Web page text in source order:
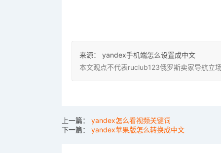
来源：
yandex手机端怎么设置成中文
本文观点不代表ruclub123俄罗斯卖家导航立
上一篇： yandex怎么看视频关键词
下一篇： yandex苹果版怎么转换成中文